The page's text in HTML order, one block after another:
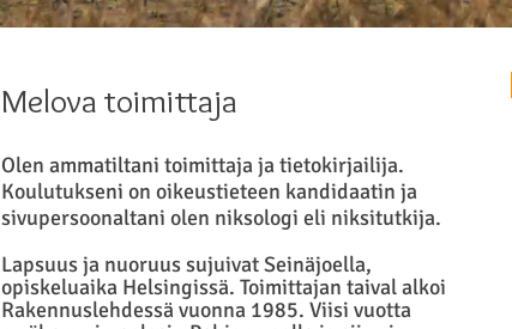
Melova toimittaja
Olen ammatiltani toimittaja ja tietokirjailija.
Koulutukseni on oikeustieteen kandidaatin ja
sivupersoonaltani olen niksologi eli niksitutkija.
Lapsuus ja nuoruus sujuivat Seinäjoella,
opiskeluaika Helsingissä. Toimittajan taival alkoi
Rakennuslehdessä vuonna 1985. Viisi vuotta